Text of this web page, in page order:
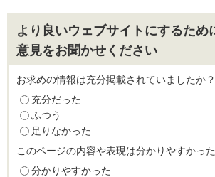
より良いウェブサイトにするため
意見をお聞かせください
お求めの情報は充分掲載されていましたか？
充分だった
ふつう
足りなかった
このページの内容や表現は分かりやすかっ
分かりやすかった